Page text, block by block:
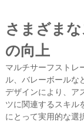
さまざま
の向上
マルチサーフストレ
ル、バレーボールな
デザインにより、ア
ツに関連するスキル
にとって実用的な選